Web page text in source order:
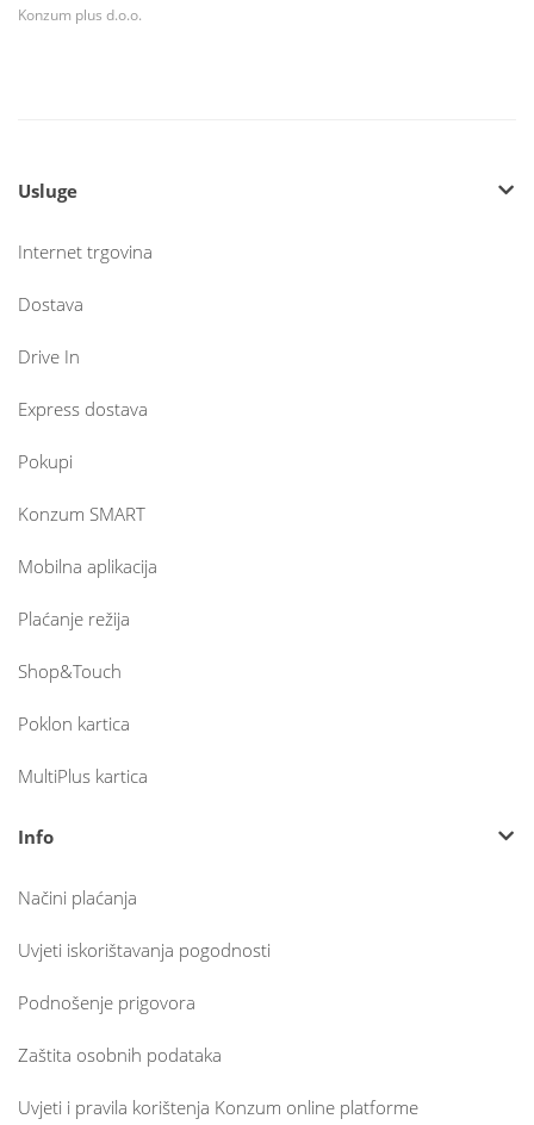
Konzum plus d.o.o.
Usluge
Internet trgovina
Dostava
Drive In
Express dostava
Pokupi
Konzum SMART
Mobilna aplikacija
Plaćanje režija
Shop&Touch
Poklon kartica
MultiPlus kartica
Info
Načini plaćanja
Uvjeti iskorištavanja pogodnosti
Podnošenje prigovora
Zaštita osobnih podataka
Uvjeti i pravila korištenja Konzum online platforme